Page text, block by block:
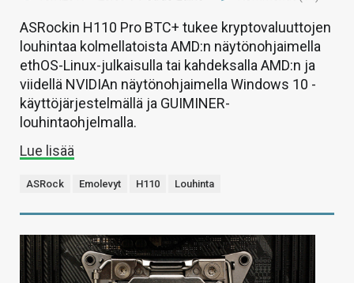
ASRockin H110 Pro BTC+ tukee kryptovaluuttojen
louhintaa kolmellatoista AMD:n näytönohjaimella
ethOS-Linux-julkaisulla tai kahdeksalla AMD:n ja
viidellä NVIDIAn näytönohjaimella Windows 10 -
käyttöjärjestelmällä ja GUIMINER-
louhintaohjelmalla.
Lue lisää
ASRock Emolevyt H110 Louhinta